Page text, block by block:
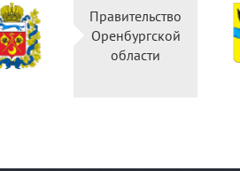
Правительство
Оренбургской
области